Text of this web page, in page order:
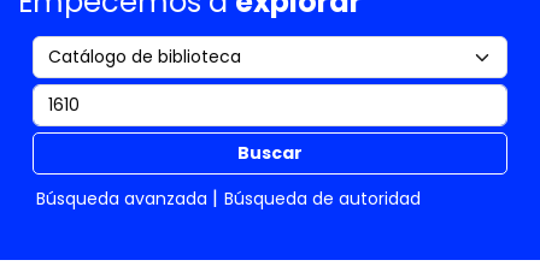
Buscar
Búsqueda avanzada
Búsqueda de autoridad